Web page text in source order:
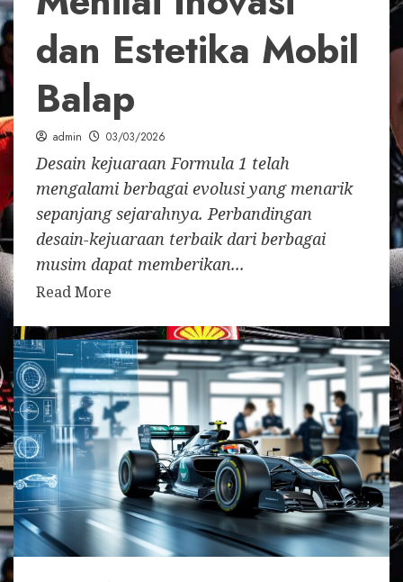
dan Estetika Mobil
Balap
admin 03/03/2026
Desain kejuaraan Formula 1 telah
mengalami berbagai evolusi yang menarik
sepanjang sejarahnya. Perbandingan
desain-kejuaraan terbaik dari berbagai
musim dapat memberikan...
Read More